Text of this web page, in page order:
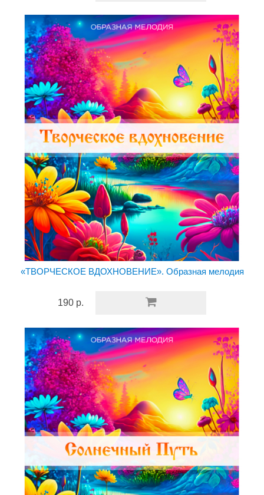
«ТВОРЧЕСКОЕ ВДОХНОВЕНИЕ». Образная мелодия
190 р.